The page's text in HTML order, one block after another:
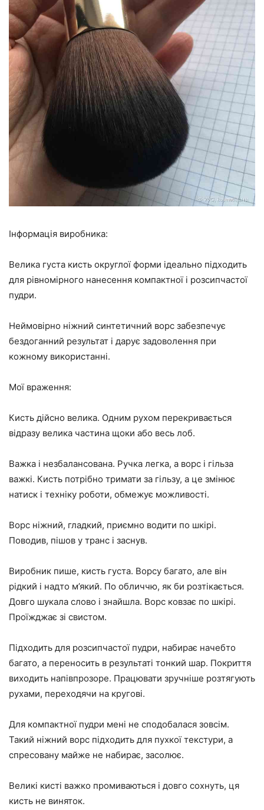
Інформація виробника:
Велика густа кисть округлої форми ідеально підходить
для рівномірного нанесення компактної і розсипчастої
пудри.
Неймовірно ніжний синтетичний ворс забезпечує
бездоганний результат і дарує задоволення при
кожному використанні.
Мої враження:
Кисть дійсно велика. Одним рухом перекривається
відразу велика частина щоки або весь лоб.
Важка і незбалансована. Ручка легка, а ворс і гільза
важкі. Кисть потрібно тримати за гільзу, а це змінює
натиск і техніку роботи, обмежує можливості.
Ворс ніжний, гладкий, приємно водити по шкірі.
Поводив, пішов у транс і заснув.
Виробник пише, кисть густа. Ворсу багато, але він
рідкий і надто м’який. По обличчю, як би розтікається.
Довго шукала слово і знайшла. Ворс ковзає по шкірі.
Проїжджає зі свистом.
Підходить для розсипчастої пудри, набирає начебто
багато, а переносить в результаті тонкий шар. Покриття
виходить напівпрозоре. Працювати зручніше розтягують
рухами, переходячи на кругові.
Для компактної пудри мені не сподобалася зовсім.
Такий ніжний ворс підходить для пухкої текстури, а
спресовану майже не набирає, засолює.
Великі кисті важко промиваються і довго сохнуть, ця
кисть не виняток.